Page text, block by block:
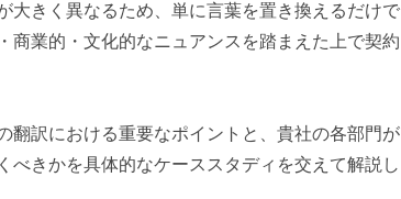
大きく異なるため、単に言葉を置き換えるだけで
商業的・文化的なニュアンスを踏まえた上で契約
翻訳における重要なポイントと、貴社の各部門が
べきかを具体的なケーススタディを交えて解説し